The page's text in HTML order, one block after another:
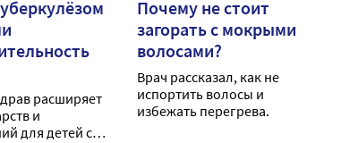
расширяет
и
для детей с
Почему не стоит
загорать с мокрыми
волосами?
Врач рассказал, как не
испортить волосы и
избежать перегрева.